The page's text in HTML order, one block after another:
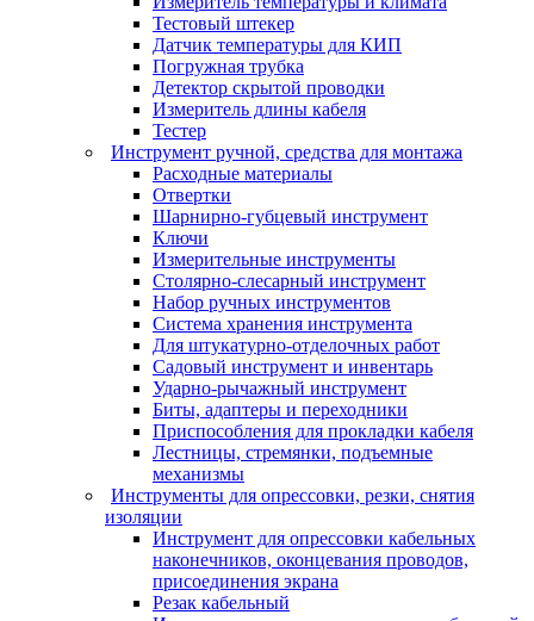
Тестовый штекер
Датчик температуры для КИП
Погружная трубка
Детектор скрытой проводки
Измеритель длины кабеля
Тестер
Инструмент ручной, средства для монтажа
Расходные материалы
Отвертки
Шарнирно-губцевый инструмент
Ключи
Измерительные инструменты
Столярно-слесарный инструмент
Набор ручных инструментов
Система хранения инструмента
Для штукатурно-отделочных работ
Садовый инструмент и инвентарь
Ударно-рычажный инструмент
Биты, адаптеры и переходники
Приспособления для прокладки кабеля
Лестницы, стремянки, подъемные
механизмы
Инструменты для опрессовки, резки, снятия
изоляции
Инструмент для опрессовки кабельных
наконечников, оконцевания проводов,
присоединения экрана
Резак кабельный